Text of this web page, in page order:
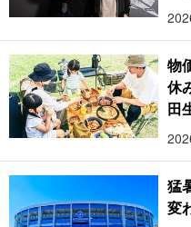
物
休
田
猛
変